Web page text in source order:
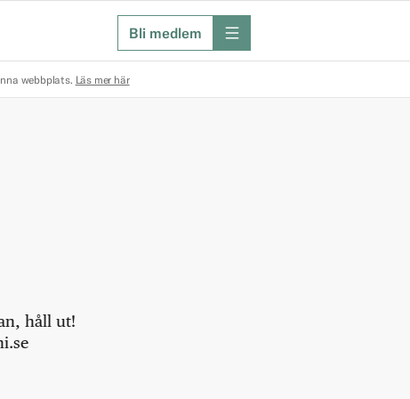
Bli medlem meny
webbplats. Läs mer här
håll ut!